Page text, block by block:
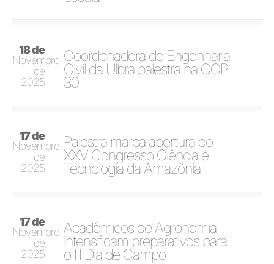
18 de
Novembro
de
2025
Coordenadora de Engenharia
Civil da Ulbra palestra na COP
30
17 de
Novembro
de
2025
Palestra marca abertura do
XXV Congresso Ciência e
Tecnologia da Amazônia
17 de
Novembro
de
2025
Acadêmicos de Agronomia
intensificam preparativos para
o III Dia de Campo